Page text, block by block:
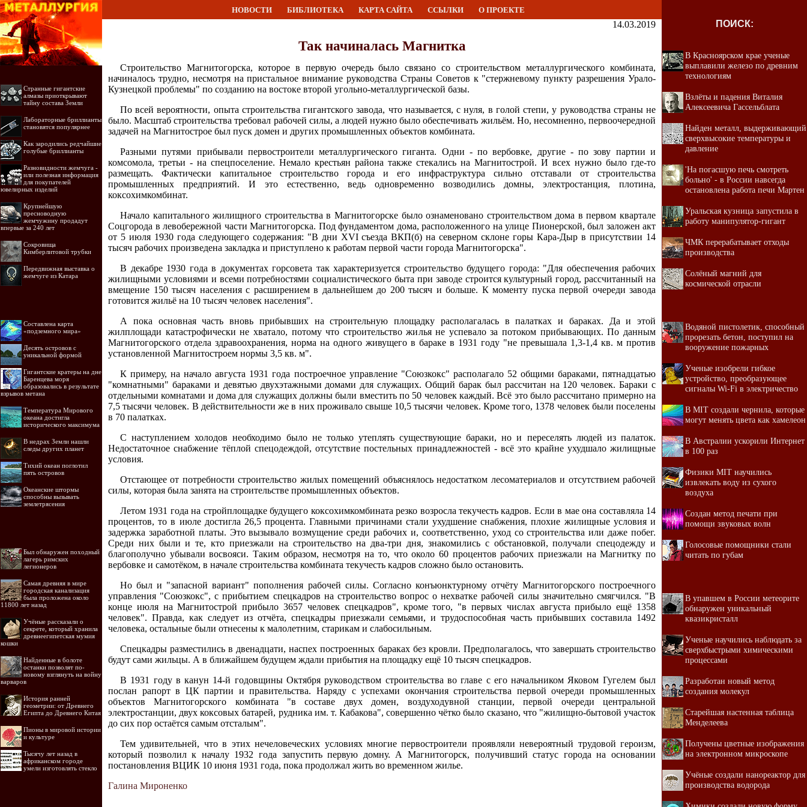
НОВОСТИ БИБЛИОТЕКА КАРТА САЙТА ССЫЛКИ О ПРОЕКТЕ
Странные гигантские
алмазы приоткрывают
тайну состава Земли
Лабораторные бриллианты
становятся популярнее
Как зародились редчайшие
голубые бриллианты
Разновидности жемчуга -
или полезная информация
для покупателей
ювелирных изделий
Крупнейшую
пресноводную
жемчужину продадут
впервые за 240 лет
Сокровища
Кимберлитовой трубки
Передвижная выставка о
жемчуге из Катара
Составлена карта
«подземного мира»
Десять островов c
уникальной формой
Гигантские кратеры на дне
Баренцева моря
образовались в результате
взрывов метана
Температура Мирового
океана достигла
исторического максимума
В недрах Земли нашли
следы других планет
Тихий океан поглотил
пять островов
Океанские штормы
способны вызывать
землетрясения
Был обнаружен походный
лагерь римских
легионеров
Самая древняя в мире
городская канализация
была проложена около
11800 лет назад
Учёные рассказали о
секрете, который хранила
древнеегипетская мумия
кошки
Найденные в болоте
останки позволят по-
новому взглянуть на войну
варваров
История ранней
геометрии: от Древнего
Египта до Древнего Китая
Пионы в мировой истории
и культуре
Тысячу лет назад в
африканском городе
умели изготовлять стекло
14.03.2019
Так начиналась Магнитка
Строительство Магнитогорска, которое в первую очередь было связано со строительством металлургического комбината,
начиналось трудно, несмотря на пристальное внимание руководства Страны Советов к "стержневому пункту разрешения Урало-
Кузнецкой проблемы" по созданию на востоке второй угольно-металлургической базы.
По всей вероятности, опыта строительства гигантского завода, что называется, с нуля, в голой степи, у руководства страны не
было. Масштаб строительства требовал рабочей силы, а людей нужно было обеспечивать жильём. Но, несомненно, первоочередной
задачей на Магнитострое был пуск домен и других промышленных объектов комбината.
Разными путями прибывали первостроители металлургического гиганта. Одни - по вербовке, другие - по зову партии и
комсомола, третьи - на спецпоселение. Немало крестьян района также стекались на Магнитострой. И всех нужно было где-то
размещать. Фактически капитальное строительство города и его инфраструктура сильно отставали от строительства
промышленных предприятий. И это естественно, ведь одновременно возводились домны, электростанция, плотина,
коксохимкомбинат.
Начало капитального жилищного строительства в Магнитогорске было ознаменовано строительством дома в первом квартале
Соцгорода в левобережной части Магнитогорска. Под фундаментом дома, расположенного на улице Пионерской, был заложен акт
от 5 июля 1930 года следующего содержания: "В дни XVI cъезда ВКП(б) на северном склоне горы Кара-Дыр в присутствии 14
тысяч рабочих произведена закладка и приступлено к работам первой части города Магнитогорска".
В декабре 1930 года в документах горсовета так характеризуется строительство будущего города: "Для обеспечения рабочих
жилищными условиями и всеми потребностями социалистического быта при заводе строится культурный город, рассчитанный на
вмещение 150 тысяч населения с расширением в дальнейшем до 200 тысяч и больше. К моменту пуска первой очереди завода
готовится жильё на 10 тысяч человек населения".
А пока основная часть вновь прибывших на строительную площадку располагалась в палатках и бараках. Да и этой
жилплощади катастрофически не хватало, потому что строительство жилья не успевало за потоком прибывающих. По данным
Магнитогорского отдела здравоохранения, норма на одного живущего в бараке в 1931 году "не превышала 1,3-1,4 кв. м против
установленной Магнитостроем нормы 3,5 кв. м".
К примеру, на начало августа 1931 года построечное управление "Союзкокс" располагало 52 общими бараками, пятнадцатью
"комнатными" бараками и девятью двухэтажными домами для служащих. Общий барак был рассчитан на 120 человек. Бараки с
отдельными комнатами и дома для служащих должны были вместить по 50 человек каждый. Всё это было рассчитано примерно на
7,5 тысячи человек. В действительности же в них проживало свыше 10,5 тысячи человек. Кроме того, 1378 человек были поселены
в 70 палатках.
С наступлением холодов необходимо было не только утеплять существующие бараки, но и переселять людей из палаток.
Недостаточное снабжение тёплой спецодеждой, отсутствие постельных принадлежностей - всё это крайне ухудшало жилищные
условия.
Отстающее от потребности строительство жилых помещений объяснялось недостатком лесоматериалов и отсутствием рабочей
силы, которая была занята на строительстве промышленных объектов.
Летом 1931 года на стройплощадке будущего коксохимкомбината резко возросла текучесть кадров. Если в мае она составляла 14
процентов, то в июле достигла 26,5 процента. Главными причинами стали ухудшение снабжения, плохие жилищные условия и
задержка заработной платы. Это вызывало возмущение среди рабочих и, соответственно, уход со строительства или даже побег.
Среди них были и те, кто приезжали на строительство на два-три дня, знакомились с обстановкой, получали спецодежду и
благополучно убывали восвояси. Таким образом, несмотря на то, что около 60 процентов рабочих приезжали на Магнитку по
вербовке и самотёком, в начале строительства комбината текучесть кадров сложно было остановить.
Но был и "запасной вариант" пополнения рабочей силы. Согласно конъюнктурному отчёту Магнитогорского построечного
управления "Союзкокс", с прибытием спецкадров на строительство вопрос о нехватке рабочей силы значительно смягчился. "В
конце июля на Магнитострой прибыло 3657 человек спецкадров", кроме того, "в первых числах августа прибыло ещё 1358
человек". Правда, как следует из отчёта, спецкадры приезжали семьями, и трудоспособная часть прибывших составила 1492
человека, остальные были отнесены к малолетним, старикам и слабосильным.
Спецкадры разместились в двенадцати, наспех построенных бараках без кровли. Предполагалось, что завершать строительство
будут сами жильцы. А в ближайшем будущем ждали прибытия на площадку ещё 10 тысяч спецкадров.
В 1931 году в канун 14-й годовщины Октября руководством строительства во главе с его начальником Яковом Гугелем был
послан рапорт в ЦК партии и правительства. Наряду с успехами окончания строительства первой очереди промышленных
объектов Магнитогорского комбината "в составе двух домен, воздуходувной станции, первой очереди центральной
электростанции, двух коксовых батарей, рудника им. т. Кабакова", совершенно чётко было сказано, что "жилищно-бытовой участок
до сих пор остаётся самым отсталым".
Тем удивительней, что в этих нечеловеческих условиях многие первостроители проявляли невероятный трудовой героизм,
который позволил к началу 1932 года запустить первую домну. А Магнитогорск, получивший статус города на основании
постановления ВЦИК 10 июня 1931 года, пока продолжал жить во временном жилье.
Галина Мироненко
ПОИСК:
В Красноярском крае ученые
выплавили железо по древним
технологиям
Взлёты и падения Виталия
Алексеевича Гассельблата
Найден металл, выдерживающий
сверхвысокие температуры и
давление
'На погасшую печь смотреть
больно' - в России навсегда
остановлена работа печи Мартен
Уральская кузница запустила в
работу манипулятор-гигант
ЧМК перерабатывает отходы
производства
Солёный магний для
космической отрасли
Водяной пистолетик, способный
прорезать бетон, поступил на
вооружение пожарных
Ученые изобрели гибкое
устройство, преобразующее
сигналы Wi-Fi в электричество
В MIT создали чернила, которые
могут менять цвета как хамелеон
В Австралии ускорили Интернет
в 100 раз
Физики MIT научились
извлекать воду из сухого
воздуха
Создан метод печати при
помощи звуковых волн
Голосовые помощники стали
читать по губам
В упавшем в России метеорите
обнаружен уникальный
квазикристалл
Ученые научились наблюдать за
сверхбыстрыми химическими
процессами
Разработан новый метод
создания молекул
Старейшая настенная таблица
Менделеева
Получены цветные изображения
на электронном микроскопе
Учёные создали нанореактор для
производства водорода